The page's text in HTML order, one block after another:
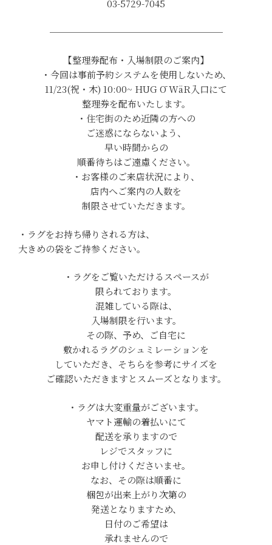
03-5729-7045
───────────────────
【整理券配布・入場制限のご案内】
・今回は事前予約システムを使用しないため、
11/23(祝・木) 10:00~ HUG Ō WäR入口にて
整理券を配布いたします。
・住宅街のため近隣の方への
ご迷惑にならないよう、
早い時間からの
順番待ちはご遠慮ください。
・お客様のご来店状況により、
店内へご案内の人数を
制限させていただきます。
・ラグをお持ち帰りされる方は、
大きめの袋をご持参ください。
・ラグをご覧いただけるスペースが
限られております。
混雑している際は、
入場制限を行います。
その際、予め、ご自宅に
敷かれるラグのシュミレーションを
していただき、そちらを参考にサイズを
ご確認いただきますとスムーズとなります。
・ラグは大変重量がございます。
ヤマト運輸の着払いにて
配送を承りますので
レジでスタッフに
お申し付けくださいませ。
なお、その際は順番に
梱包が出来上がり次第の
発送となりますため、
日付のご希望は
承れませんので